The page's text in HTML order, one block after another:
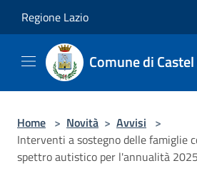
Regione Lazio
Comune di
Home > Novità > Avvisi >
Interventi a sostegno delle famiglie
spettro autistico per l'annualità 2025